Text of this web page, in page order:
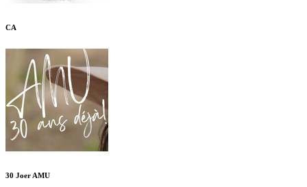
CA
30 Joer AMU